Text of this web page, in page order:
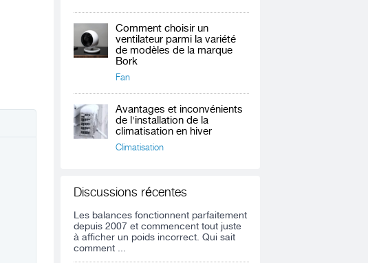
Comment choisir un
ventilateur parmi la variété
de modèles de la marque
Bork
Fan
Avantages et inconvénients
de l'installation de la
climatisation en hiver
Climatisation
Discussions récentes
Les balances fonctionnent parfaitement
depuis 2007 et commencent tout juste
à afficher un poids incorrect. Qui sait
comment ...